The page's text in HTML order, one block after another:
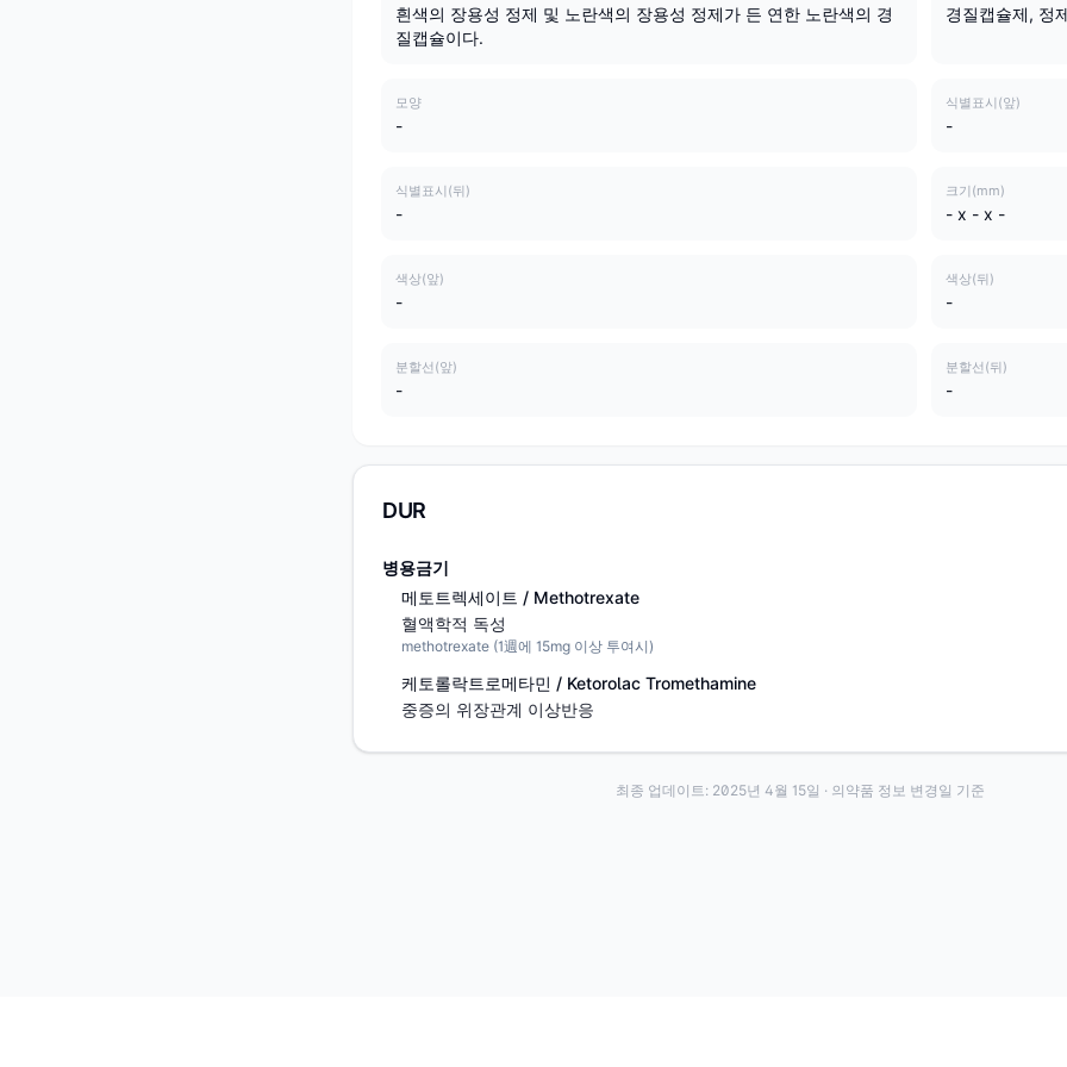
흰색의 장용성 정제 및 노란색의 장용성 정제가 든 연한 노란색의 경
질캡슐이다.
경질캡슐제, 정
모양
-
식별표시(앞)
-
식별표시(뒤)
-
크기(mm)
- x - x -
색상(앞)
-
색상(뒤)
-
분할선(앞)
-
분할선(뒤)
-
DUR
병용금기
메토트렉세이트 / Methotrexate
혈액학적 독성
methotrexate (1週에 15mg 이상 투여시)
케토롤락트로메타민 / Ketorolac Tromethamine
중증의 위장관계 이상반응
최종 업데이트: 2025년 4월 15일 · 의약품 정보 변경일 기준